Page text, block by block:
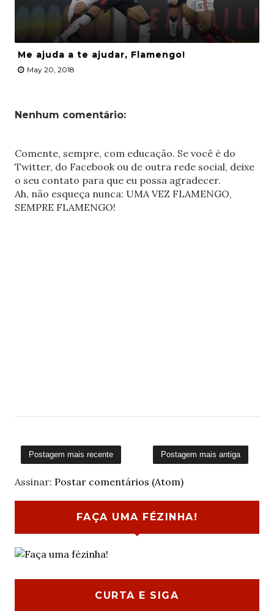
Me ajuda a te ajudar, Flamengo!
May 20, 2018
Nenhum comentário:
Comente, sempre, com educação. Se você é do
Twitter, do Facebook ou de outra rede social, deixe
o seu contato para que eu possa agradecer.
Ah, não esqueça nunca: UMA VEZ FLAMENGO,
SEMPRE FLAMENGO!
Postagem mais recente Postagem mais antiga
Assinar: Postar comentários (Atom)
FAÇA UMA FÉZINHA!
CURTA E SIGA